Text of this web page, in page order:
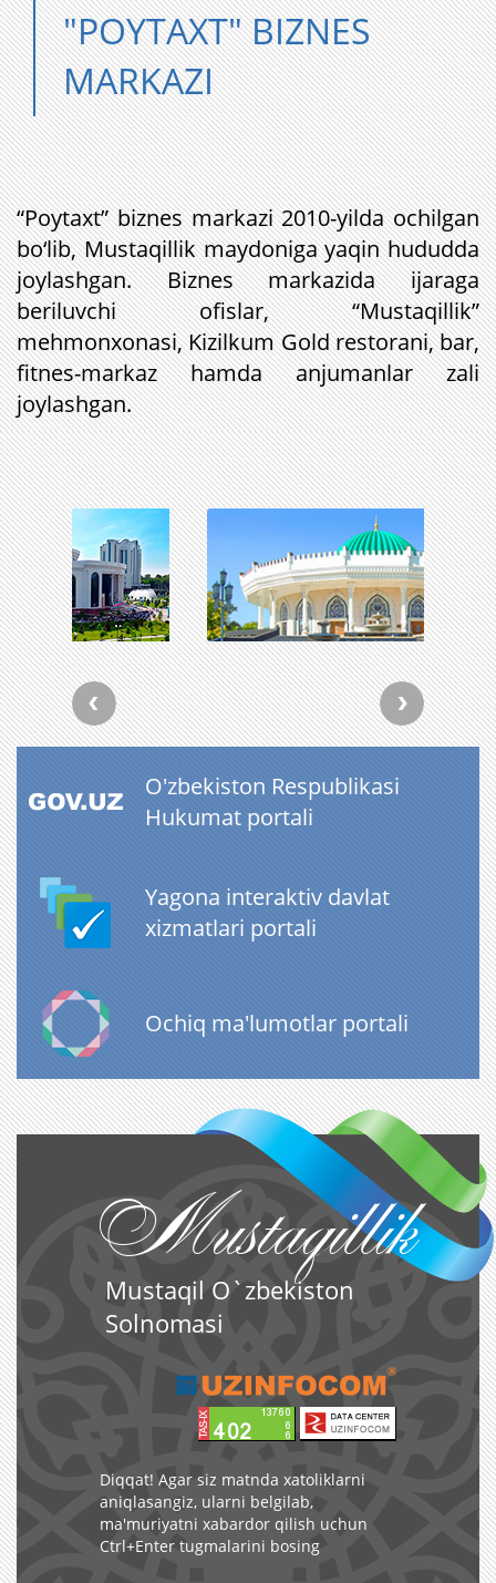
"POYTAXT" BIZNES
MARKAZI
“Poytaxt” biznes markazi 2010-yilda ochilgan
bo‘lib, Mustaqillik maydoniga yaqin hududda
joylashgan. Biznes markazida ijaraga
beriluvchi ofislar, “Mustaqillik”
mehmonxonasi, Kizilkum Gold restorani, bar,
fitnes-markaz hamda anjumanlar zali
joylashgan.
O'zbekiston Respublikasi
Hukumat portali
Yagona interaktiv davlat
xizmatlari portali
Ochiq ma'lumotlar portali
Mustaqillik
Mustaqil O`zbekiston
Solnomasi
Diqqat! Agar siz matnda xatoliklarni
aniqlasangiz, ularni belgilab,
ma'muriyatni xabardor qilish uchun
Ctrl+Enter tugmalarini bosing